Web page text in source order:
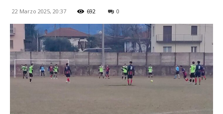
22 Marzo 2025, 20:37 692 0